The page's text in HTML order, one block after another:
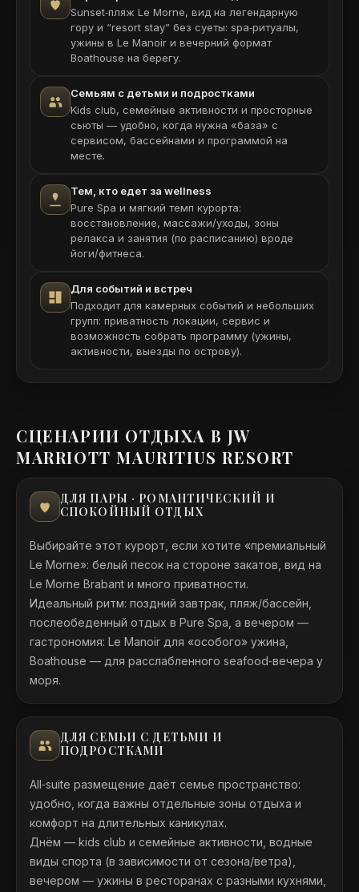
Sunset‑пляж Le Morne, вид на легендарную
гору и “resort stay” без суеты: spa‑ритуалы,
ужины в Le Manoir и вечерний формат
Boathouse на берегу.
Семьям с детьми и подростками
Kids club, семейные активности и просторные
сьюты — удобно, когда нужна «база» с
сервисом, бассейнами и программой на
месте.
Тем, кто едет за wellness
Pure Spa и мягкий темп курорта:
восстановление, массажи/уходы, зоны
релакса и занятия (по расписанию) вроде
йоги/фитнеса.
Для событий и встреч
Подходит для камерных событий и небольших
групп: приватность локации, сервис и
возможность собрать программу (ужины,
активности, выезды по острову).
СЦЕНАРИИ ОТДЫХА В JW
MARRIOTT MAURITIUS RESORT
ДЛЯ ПАРЫ · РОМАНТИЧЕСКИЙ И
СПОКОЙНЫЙ ОТДЫХ
Выбирайте этот курорт, если хотите «премиальный
Le Morne»: белый песок на стороне закатов, вид на
Le Morne Brabant и много приватности.
Идеальный ритм: поздний завтрак, пляж/бассейн,
послеобеденный отдых в Pure Spa, а вечером —
гастрономия: Le Manoir для «особого» ужина,
Boathouse — для расслабленного seafood‑вечера у
моря.
ДЛЯ СЕМЬИ С ДЕТЬМИ И
ПОДРОСТКАМИ
All‑suite размещение даёт семье пространство:
удобно, когда важны отдельные зоны отдыха и
комфорт на длительных каникулах.
Днём — kids club и семейные активности, водные
виды спорта (в зависимости от сезона/ветра),
вечером — ужины в ресторанах с разными кухнями,